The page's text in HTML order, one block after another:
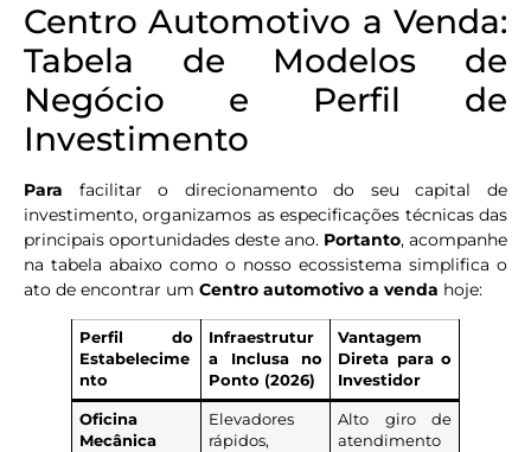
Centro Automotivo a Venda:
Tabela de Modelos de
Negócio e Perfil de
Investimento
Para facilitar o direcionamento do seu capital de
investimento, organizamos as especificações técnicas das
principais oportunidades deste ano. Portanto, acompanhe
na tabela abaixo como o nosso ecossistema simplifica o
ato de encontrar um Centro automotivo a venda hoje:
Perfil do
Estabelecime
nto
Infraestrutur
a Inclusa no
Ponto (2026)
Vantagem
Direta para o
Investidor
Oficina
Mecânica
Elevadores
rápidos,
Alto giro de
atendimento